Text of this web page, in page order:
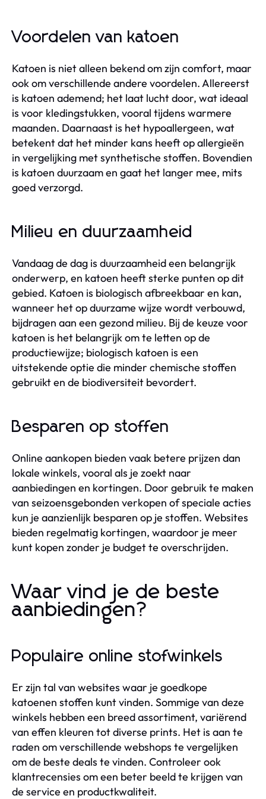
Voordelen van katoen
Katoen is niet alleen bekend om zijn comfort, maar
ook om verschillende andere voordelen. Allereerst
is katoen ademend; het laat lucht door, wat ideaal
is voor kledingstukken, vooral tijdens warmere
maanden. Daarnaast is het hypoallergeen, wat
betekent dat het minder kans heeft op allergieën
in vergelijking met synthetische stoffen. Bovendien
is katoen duurzaam en gaat het langer mee, mits
goed verzorgd.
Milieu en duurzaamheid
Vandaag de dag is duurzaamheid een belangrijk
onderwerp, en katoen heeft sterke punten op dit
gebied. Katoen is biologisch afbreekbaar en kan,
wanneer het op duurzame wijze wordt verbouwd,
bijdragen aan een gezond milieu. Bij de keuze voor
katoen is het belangrijk om te letten op de
productiewijze; biologisch katoen is een
uitstekende optie die minder chemische stoffen
gebruikt en de biodiversiteit bevordert.
Besparen op stoffen
Online aankopen bieden vaak betere prijzen dan
lokale winkels, vooral als je zoekt naar
aanbiedingen en kortingen. Door gebruik te maken
van seizoensgebonden verkopen of speciale acties
kun je aanzienlijk besparen op je stoffen. Websites
bieden regelmatig kortingen, waardoor je meer
kunt kopen zonder je budget te overschrijden.
Waar vind je de beste
aanbiedingen?
Populaire online stofwinkels
Er zijn tal van websites waar je goedkope
katoenen stoffen kunt vinden. Sommige van deze
winkels hebben een breed assortiment, variërend
van effen kleuren tot diverse prints. Het is aan te
raden om verschillende webshops te vergelijken
om de beste deals te vinden. Controleer ook
klantrecensies om een beter beeld te krijgen van
de service en productkwaliteit.